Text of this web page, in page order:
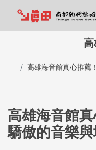
高雄海音館真心推薦
高雄海音館
驕傲的音樂